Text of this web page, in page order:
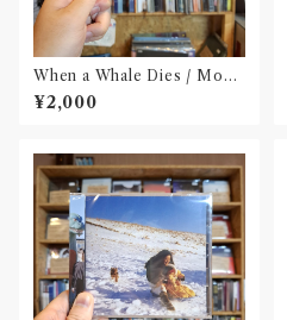
When a Whale Dies / Moby
Dick(CD)
¥2,000